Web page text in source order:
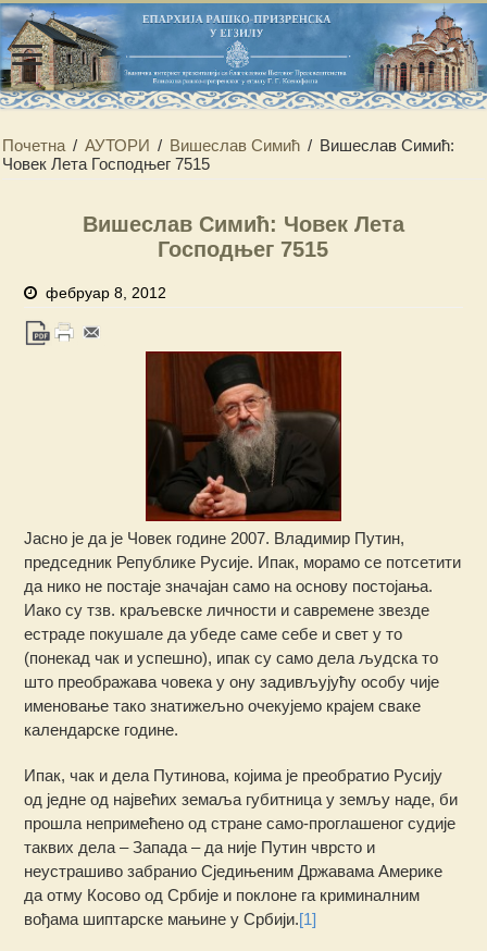
Почетна / АУТОРИ / Вишеслав Симић / Вишеслав Симић:
Човек Лета Господњег 7515
Вишеслав Симић: Човек Лета
Господњег 7515
фебруар 8, 2012
Јасно је да је Човек године 2007. Владимир Путин,
председник Републике Русије. Ипак, морамо се потсетити
да нико не постаје значајан само на основу постојања.
Иако су тзв. краљевске личности и савремене звезде
естраде покушале да убеде саме себе и свет у то
(понекад чак и успешно), ипак су само дела људска то
што преображава човека у ону задивљујућу особу чије
именовање тако знатижељно очекујемо крајем сваке
календарске године.
Ипак, чак и дела Путинова, којима је преобратио Русију
од једне од највећих земаља губитница у земљу наде, би
прошла непримећено од стране само-проглашеног судије
таквих дела – Запада – да није Путин чврсто и
неустрашиво забранио Сједињеним Државама Америке
да отму Косово од Србије и поклоне га криминалним
вођама шиптарске мањине у Србији.[1]